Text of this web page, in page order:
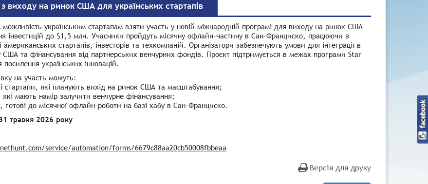
виходу на ринок США для українських стартапів
українським стартапам взяти участь у новій міжнародній програмі для виходу на ринок США
інвестицій до $1,5 млн. Учасники пройдуть місячну офлайн-частину в Сан-Франциско, працюючи в
стартапів, інвесторів та техкомпаній. Організатори забезпечують умови для інтеграції в
США та фінансування від партнерських венчурних фондів. Проєкт підтримується в межах програми Star
українських інновацій.
на участь можуть:
стартапи, які планують вихід на ринок США та масштабування;
мають намір залучити венчурне фінансування;
готові до місячної офлайн-роботи на базі хабу в Сан-Франциско.
травня 2026 року
service/automation/forms/6679c88aa20cb50008fbbeaa
Версія для друку